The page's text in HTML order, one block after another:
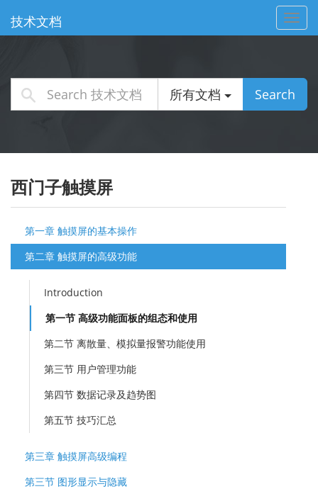
技术文档
所有文档 Search
西门子触摸屏
第一章 触摸屏的基本操作
第二章 触摸屏的高级功能
Introduction
第一节 高级功能面板的组态和使用
第二节 离散量、模拟量报警功能使用
第三节 用户管理功能
第四节 数据记录及趋势图
第五节 技巧汇总
第三章 触摸屏高级编程
第三节 图形显示与隐藏